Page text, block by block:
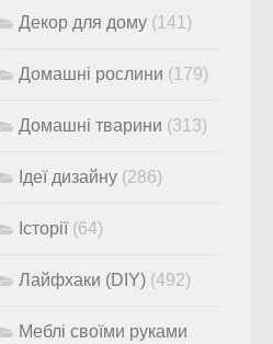
Декор для дому (141)
Домашні рослини (179)
Домашні тварини (313)
Ідеї дизайну (286)
Історії(64)
Лайфхаки (DIY) (492)
Меблі своїми руками